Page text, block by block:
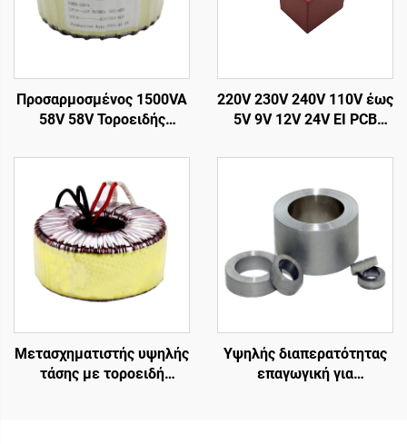
Προσαρμοσμένος 1500VA
58V 58V Τοροειδής
Μετασχηματιστής
Κυκλώματος, Τοροειδής
Μετασχηματιστής Εξόδου
Ήχου
220V 230V 240V 110V έως
5V 9V 12V 24V EI PCB
μετασχηματιστής Μικρός
PCB μετασχηματιστής
ρεύματος
Μετασχηματιστής υψηλής
τάσης με τοροειδή
Υψηλής διαπερατότητας
επαγωγική για